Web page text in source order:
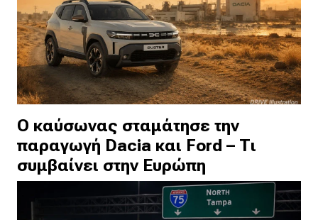
Ο καύσωνας σταμάτησε την
παραγωγή Dacia και Ford – Τι
συμβαίνει στην Ευρώπη